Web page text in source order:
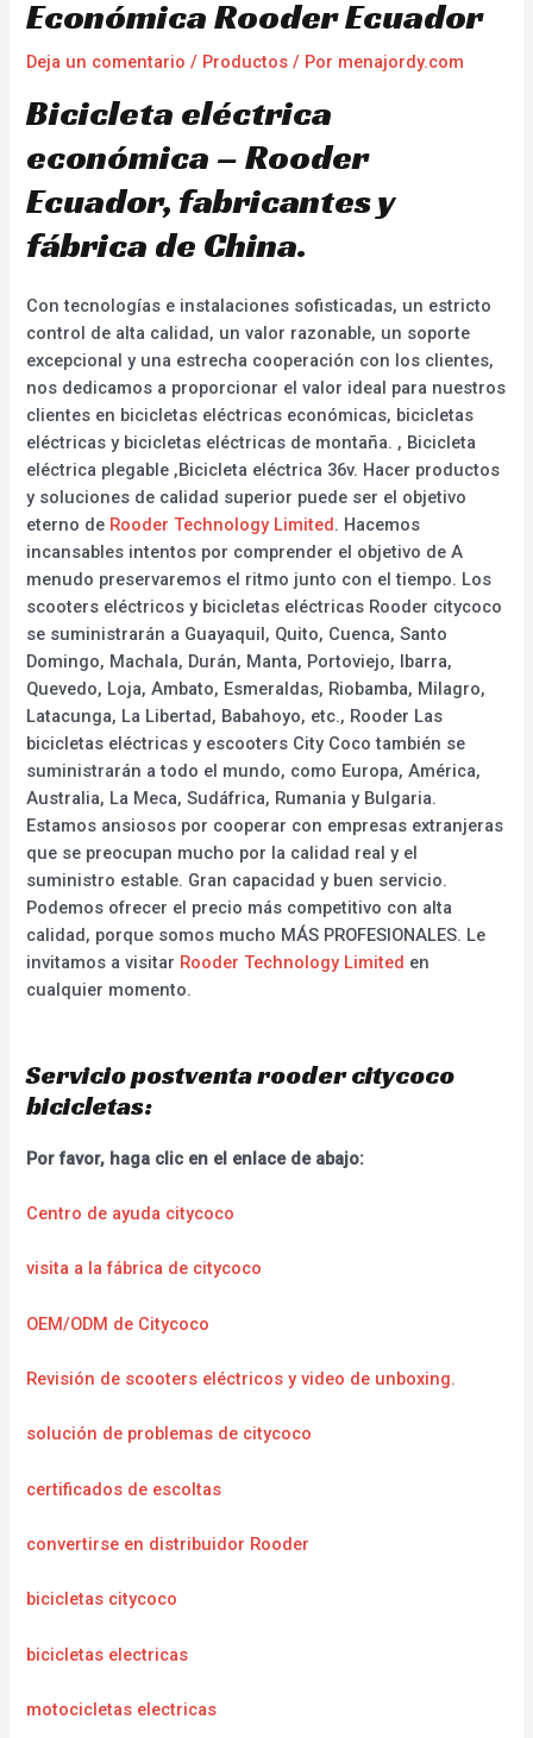
Económica Rooder Ecuador
Deja un comentario / Productos / Por menajordy.com
Bicicleta eléctrica
económica – Rooder
Ecuador, fabricantes y
fábrica de China.
Con tecnologías e instalaciones sofisticadas, un estricto
control de alta calidad, un valor razonable, un soporte
excepcional y una estrecha cooperación con los clientes,
nos dedicamos a proporcionar el valor ideal para nuestros
clientes en bicicletas eléctricas económicas, bicicletas
eléctricas y bicicletas eléctricas de montaña. , Bicicleta
eléctrica plegable ,Bicicleta eléctrica 36v. Hacer productos
y soluciones de calidad superior puede ser el objetivo
eterno de Rooder Technology Limited. Hacemos
incansables intentos por comprender el objetivo de A
menudo preservaremos el ritmo junto con el tiempo. Los
scooters eléctricos y bicicletas eléctricas Rooder citycoco
se suministrarán a Guayaquil, Quito, Cuenca, Santo
Domingo, Machala, Durán, Manta, Portoviejo, Ibarra,
Quevedo, Loja, Ambato, Esmeraldas, Riobamba, Milagro,
Latacunga, La Libertad, Babahoyo, etc., Rooder Las
bicicletas eléctricas y escooters City Coco también se
suministrarán a todo el mundo, como Europa, América,
Australia, La Meca, Sudáfrica, Rumania y Bulgaria.
Estamos ansiosos por cooperar con empresas extranjeras
que se preocupan mucho por la calidad real y el
suministro estable. Gran capacidad y buen servicio.
Podemos ofrecer el precio más competitivo con alta
calidad, porque somos mucho MÁS PROFESIONALES. Le
invitamos a visitar Rooder Technology Limited en
cualquier momento.
Servicio postventa rooder citycoco
bicicletas:
Por favor, haga clic en el enlace de abajo:
Centro de ayuda citycoco
visita a la fábrica de citycoco
OEM/ODM de Citycoco
Revisión de scooters eléctricos y video de unboxing.
solución de problemas de citycoco
certificados de escoltas
convertirse en distribuidor Rooder
bicicletas citycoco
bicicletas electricas
motocicletas electricas